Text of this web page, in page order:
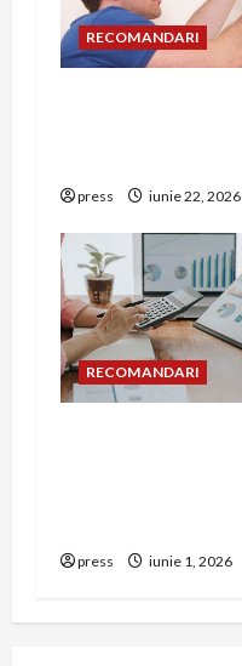
RECOMANDARI
press iunie 22, 2026
RECOMANDARI
press iunie 1, 2026